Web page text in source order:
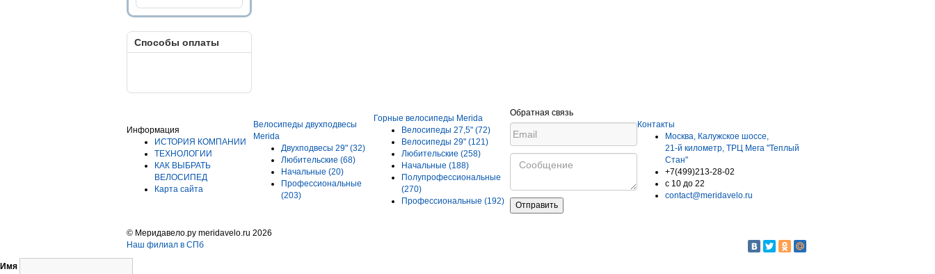
Способы оплаты
Информация
ИСТОРИЯ КОМПАНИИ
ТЕХНОЛОГИИ
КАК ВЫБРАТЬ
ВЕЛОСИПЕД
Карта сайта
Велосипеды двухподвесы
Merida
Двухподвесы 29" (32)
Любительские (68)
Начальные (20)
Профессиональные
(203)
Горные велосипеды Merida
Велосипеды 27,5" (72)
Велосипеды 29" (121)
Любительские (258)
Начальные (188)
Полупрофессиональные
(270)
Профессиональные (192)
Обратная связь
Отправить
Контакты
Москва, Калужское шоссе,
21-й километр, ТРЦ Мега "Теплый
Стан"
+7(499)213-28-02
c 10 до 22
contact@meridavelo.ru
© Меридавело.ру meridavelo.ru 2026
Наш филиал в СПб
Имя